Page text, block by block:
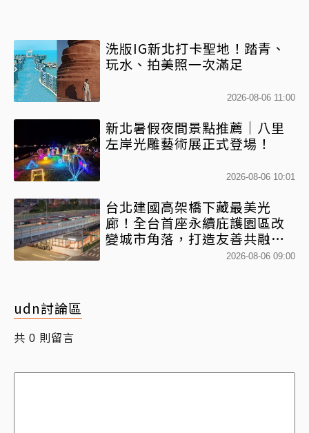
洗版IG新北打卡聖地！踏青、
玩水、拍美照一次滿足
2026-08-06 11:00
新北暑假夜間景點推薦｜八里
左岸光雕藝術展正式登場！
2026-08-06 10:01
台北建國高架橋下藏最美光
廊！全台首座永續庇護園區改
變城市角落，打造友善共融新
2026-08-06 09:00
udn討論區
共 0 則留言